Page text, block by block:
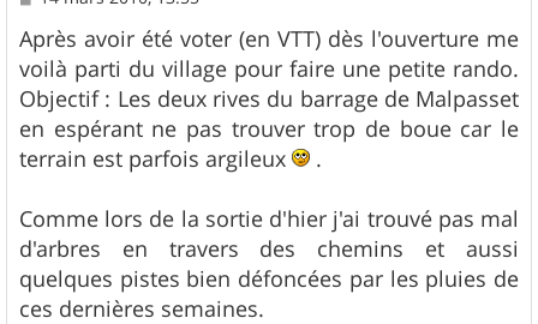
s
s
a
g
e
Après avoir été voter (en VTT) dès l'ouverture me
voilà parti du village pour faire une petite rando.
Objectif : Les deux rives du barrage de Malpasset
en espérant ne pas trouver trop de boue car le
terrain est parfois argileux
.
Comme lors de la sortie d'hier j'ai trouvé pas mal
d'arbres en travers des chemins et aussi
quelques pistes bien défoncées par les pluies de
ces dernières semaines.